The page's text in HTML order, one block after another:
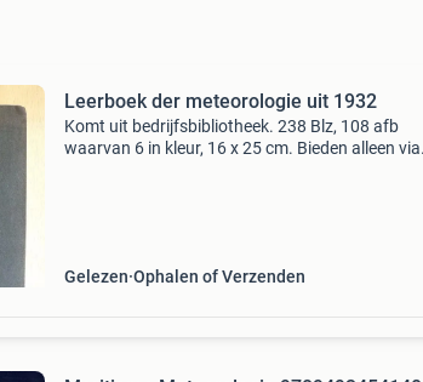
Leerboek der meteorologie uit 1932
Komt uit bedrijfsbibliotheek. 238 Blz, 108 afb
waarvan 6 in kleur, 16 x 25 cm. Bieden alleen via
Gelezen Ophalen of Verzenden